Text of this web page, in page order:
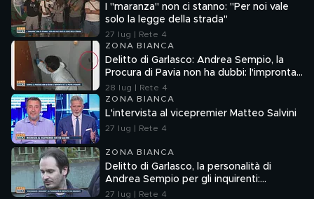
I "maranza" non ci stanno: "Per noi vale
solo la legge della strada"
27 lug | Rete 4
ZONA BIANCA
Delitto di Garlasco: Andrea Sempio, la
Procura di Pavia non ha dubbi: l'impronta
33 è la pistola fumante
28 lug | Rete 4
ZONA BIANCA
L'intervista al vicepremier Matteo Salvini
27 lug | Rete 4
ZONA BIANCA
Delitto di Garlasco, la personalità di
Andrea Sempio per gli inquirenti:
"Ossessionato e bugiardo"
27 lug | Rete 4